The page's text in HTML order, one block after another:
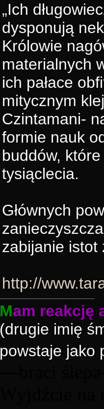
„Ich
dysponują
Królowie
materialnych
ich pałace
mitycznym
Czintamani-
formie nauk
buddów,
tysiąclecia.
Głównych
zabijanie istot
http://
Mam reakcję
(drugie imię
powstaje jako